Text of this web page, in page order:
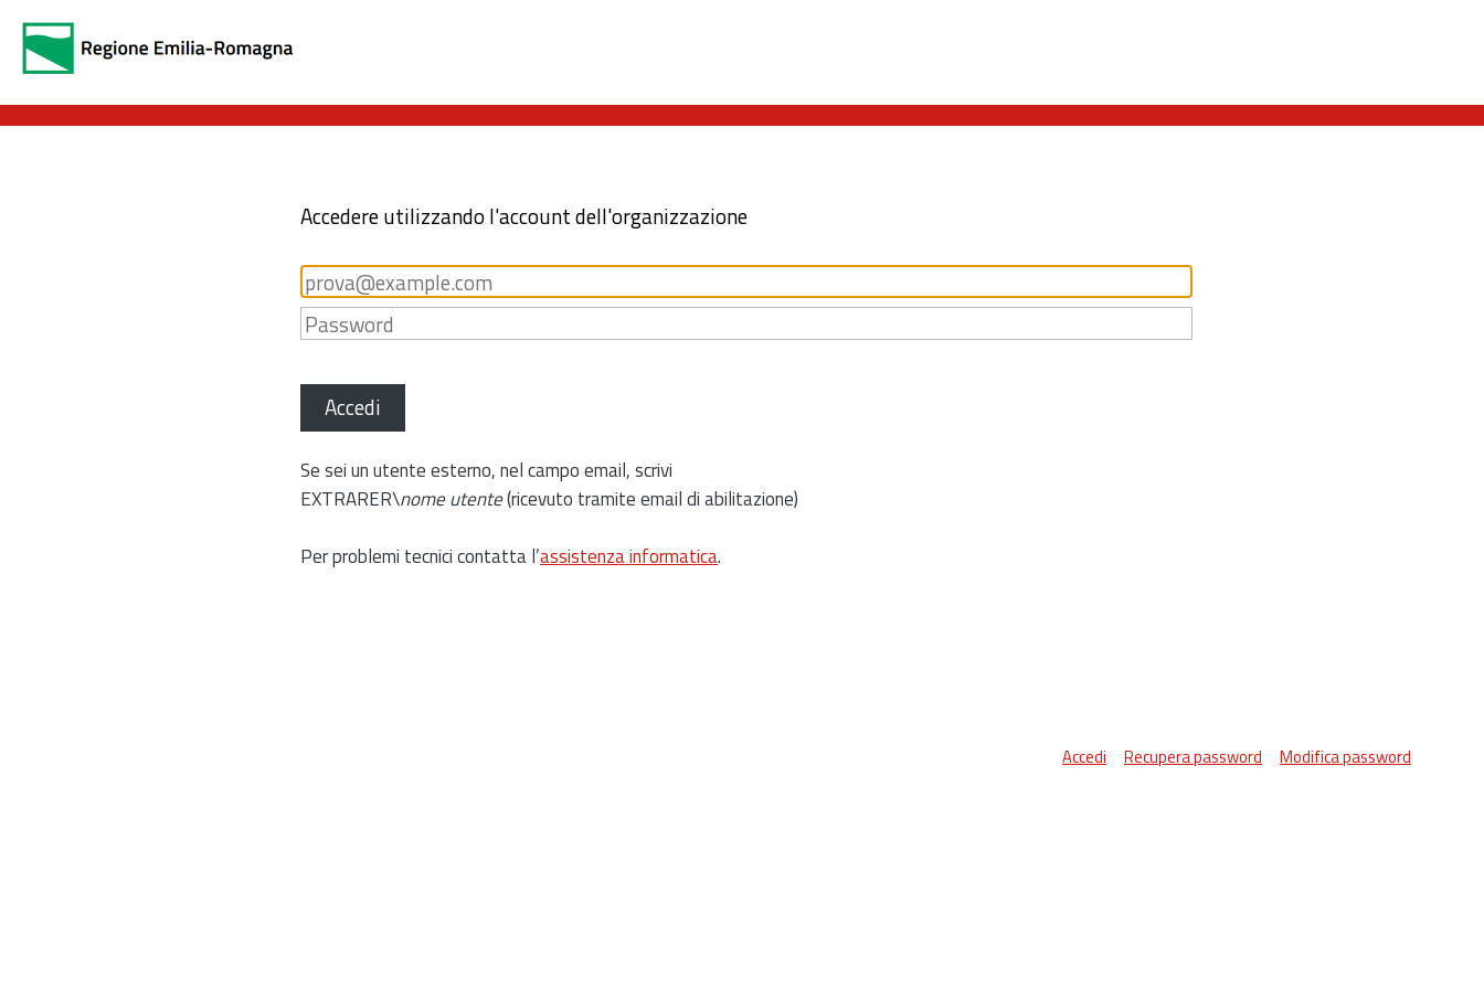
Accedere utilizzando l'account dell'organizzazione
Accedi
Se sei un utente esterno, nel campo email, scrivi
EXTRARER\nome utente(ricevuto tramite email di abilitazione)
Per problemi tecnici contatta l’assistenza informatica.
Accedi Recupera password Modifica password